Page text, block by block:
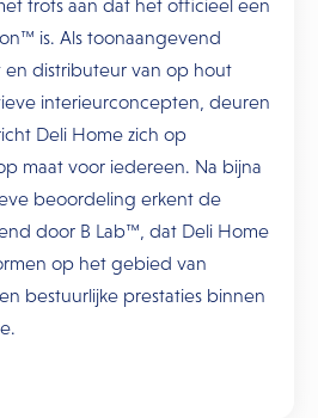
trots aan dat het officieel een
is. Als toonaangevend
en distributeur van op hout
interieurconcepten, deuren
Deli Home zich op
maat voor iedereen. Na bijna
beoordeling erkent de
door B Lab™, dat Deli Home
op het gebied van
bestuurlijke prestaties binnen